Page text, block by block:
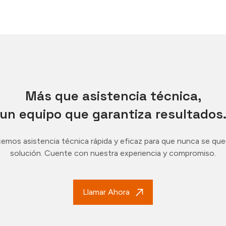
Más que asistencia técnica,
un equipo que garantiza resultados.
asistencia técnica rápida y eficaz para que nunca se
solución. Cuente con nuestra experiencia y compromiso.
Llamar Ahora